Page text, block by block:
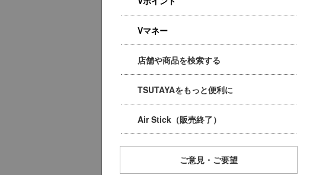
Vマネー
店舗や商品を検索する
TSUTAYAをもっと便利に
Air Stick（販売終了）
ご意見・ご要望